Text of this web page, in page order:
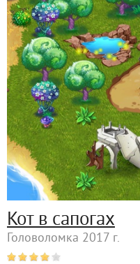
Кот в сапогах
Головоломка 2017 г.